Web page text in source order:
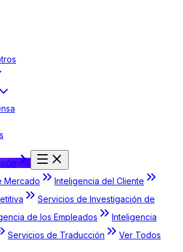
Mercado
Inteligencia del Cliente
Servicios de Investigación de
de los Empleados
Inteligencia
Servicios de Traducción
Ver Todos